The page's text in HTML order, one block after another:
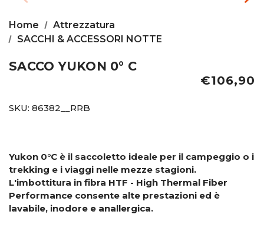
Home
Attrezzatura
SACCHI & ACCESSORI NOTTE
SACCO YUKON 0° C
€106,90
SKU: 86382__RRB
Yukon 0°C è il saccoletto ideale per il campeggio o i
trekking e i viaggi nelle mezze stagioni.
L'imbottitura in fibra HTF - High Thermal Fiber
Performance consente alte prestazioni ed è
lavabile, inodore e anallergica.